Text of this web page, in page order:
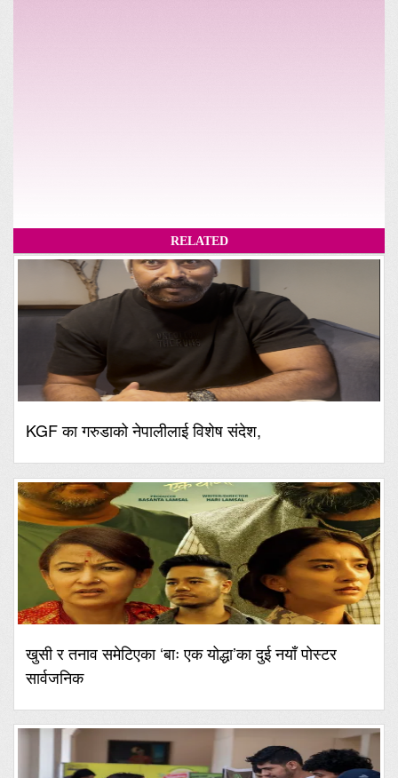
RELATED
KGF का गरुडाको नेपालीलाई विशेष संदेश,
खुसी र तनाव समेटिएका ‘बाः एक योद्धा’का दुई नयाँ पोस्टर
सार्वजनिक